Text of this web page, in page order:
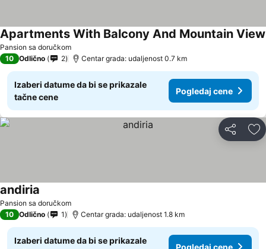
Pansion sa doručkom
Apartments With Balcony And Mountain View
10 Odlično 2 Centar grada: udaljenost 0.7 km
Izaberi datume da bi se prikazale
tačne cene
Pogledaj cene
Deli
Pansion sa doručkom
andiria
10 Odlično 1 Centar grada: udaljenost 1.8 km
Izaberi datume da bi se prikazale
Pogledaj cene